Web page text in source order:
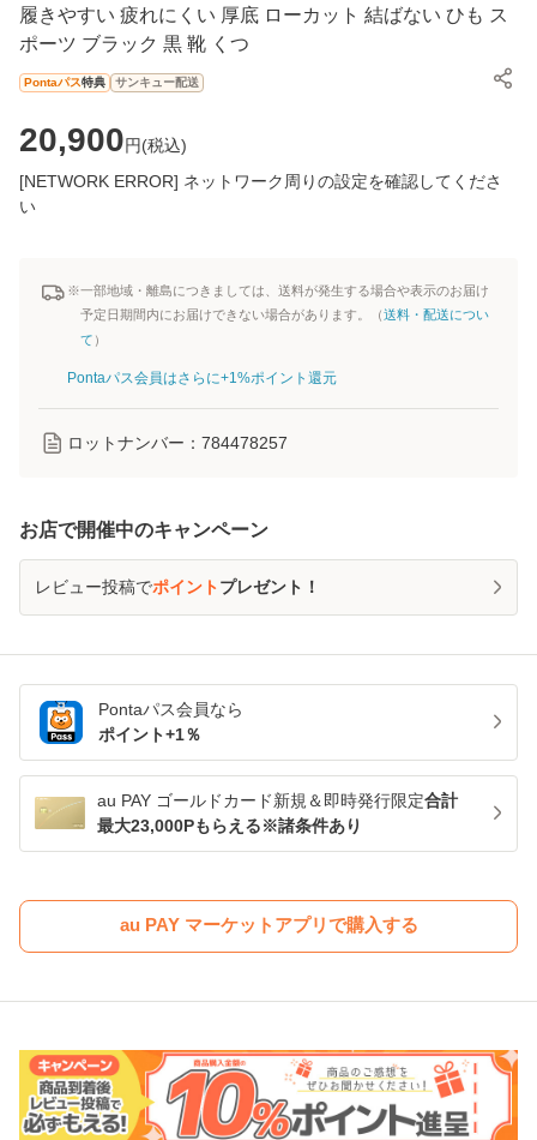
履きやすい 疲れにくい 厚底 ローカット 結ばない ひも ス
ポーツ ブラック 黒 靴 くつ
Pontaパス特典 サンキュー配送
20,900円(税込)
[NETWORK ERROR] ネットワーク周りの設定を確認してくださ
い
※一部地域・離島につきましては、送料が発生する場合や表示のお届け
予定日期間内にお届けできない場合があります。（送料・配送につい
て ）
Pontaパス会員はさらに+1%ポイント還元
ロットナンバー： 784478257
お店で開催中のキャンペーン
レビュー投稿でポイントプレゼント！
Pontaパス会員なら
ポイント+1％
au PAY ゴールドカード新規＆即時発行限定合計
最大23,000Pもらえる※諸条件あり
au PAY マーケットアプリで購入する